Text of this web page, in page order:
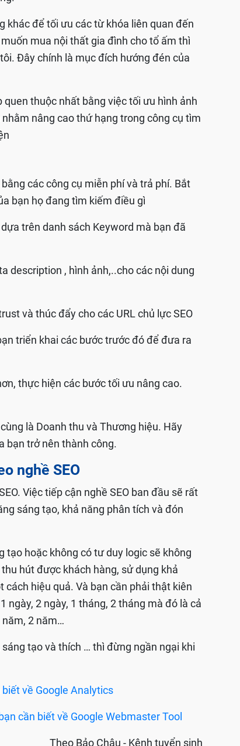
khác để tối ưu các từ khóa liên quan đến
mua nội thất gia đình cho tổ ấm thì
Đây chính là mục đích hướng đén của
quen thuộc nhất bằng việc tối ưu hình ảnh
nâng cao thứ hạng trong công cụ tìm
các công cụ miễn phí và trả phí. Bắt
bạn họ đang tìm kiếm điều gì
trên danh sách Keyword mà bạn đã
description , hình ảnh,..cho các nội dung
và thúc đẩy cho các URL chủ lực SEO
triển khai các bước trước đó để đưa ra
thực hiện các bước tối ưu nâng cao.
là Doanh thu và Thương hiệu. Hãy
bạn trở nên thành công.
nghề SEO
Việc tiếp cận nghề SEO ban đầu sẽ rất
sáng tạo, khả năng phân tích và đón
tạo hoặc không có tư duy logic sẽ không
hút được khách hàng, sử dụng khả
hiệu quả. Và bạn cần phải thật kiên
ngày, 2 ngày, 1 tháng, 2 tháng mà đó là cả
năm, 2 năm…
tạo và thích … thì đừng ngần ngại khi
về Google Analytics
cần biết về Google Webmaster Tool
Theo Bảo Châu - Kênh tuyển sinh